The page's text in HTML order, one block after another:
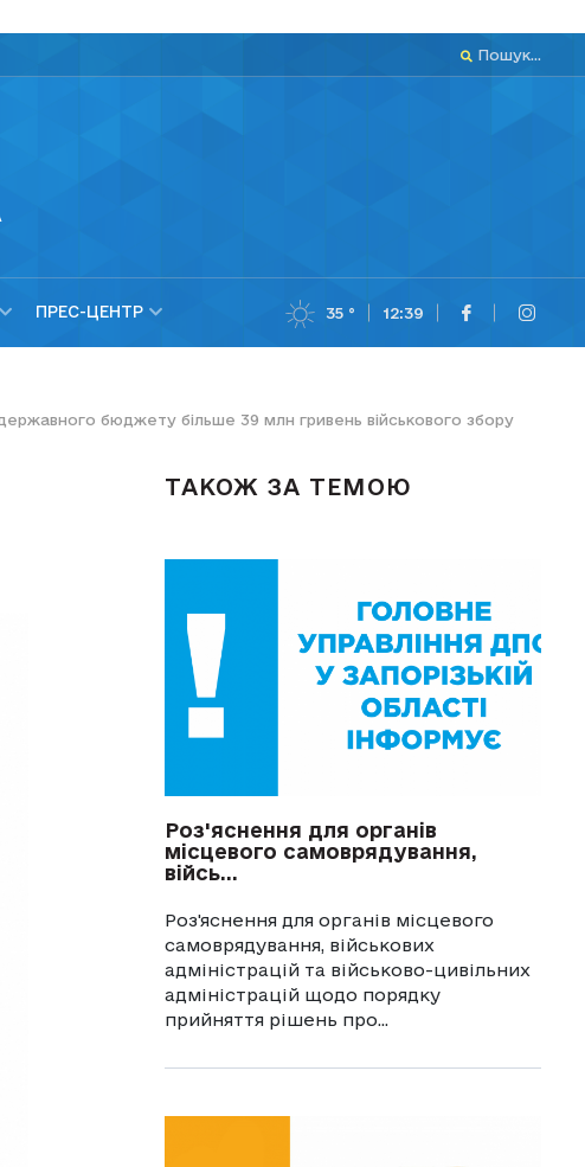
Пошук...
ПРЕС-ЦЕНТР 35 ° 12:39
бюджету більше 39 млн гривень військового збору
ТАКОЖ ЗА ТЕМОЮ
Роз'яснення для органів
місцевого самоврядування,
війсь...
Роз'яснення для органів місцевого
самоврядування, військових
адміністрацій та військово-цивільних
адміністрацій щодо порядку
прийняття рішень про...